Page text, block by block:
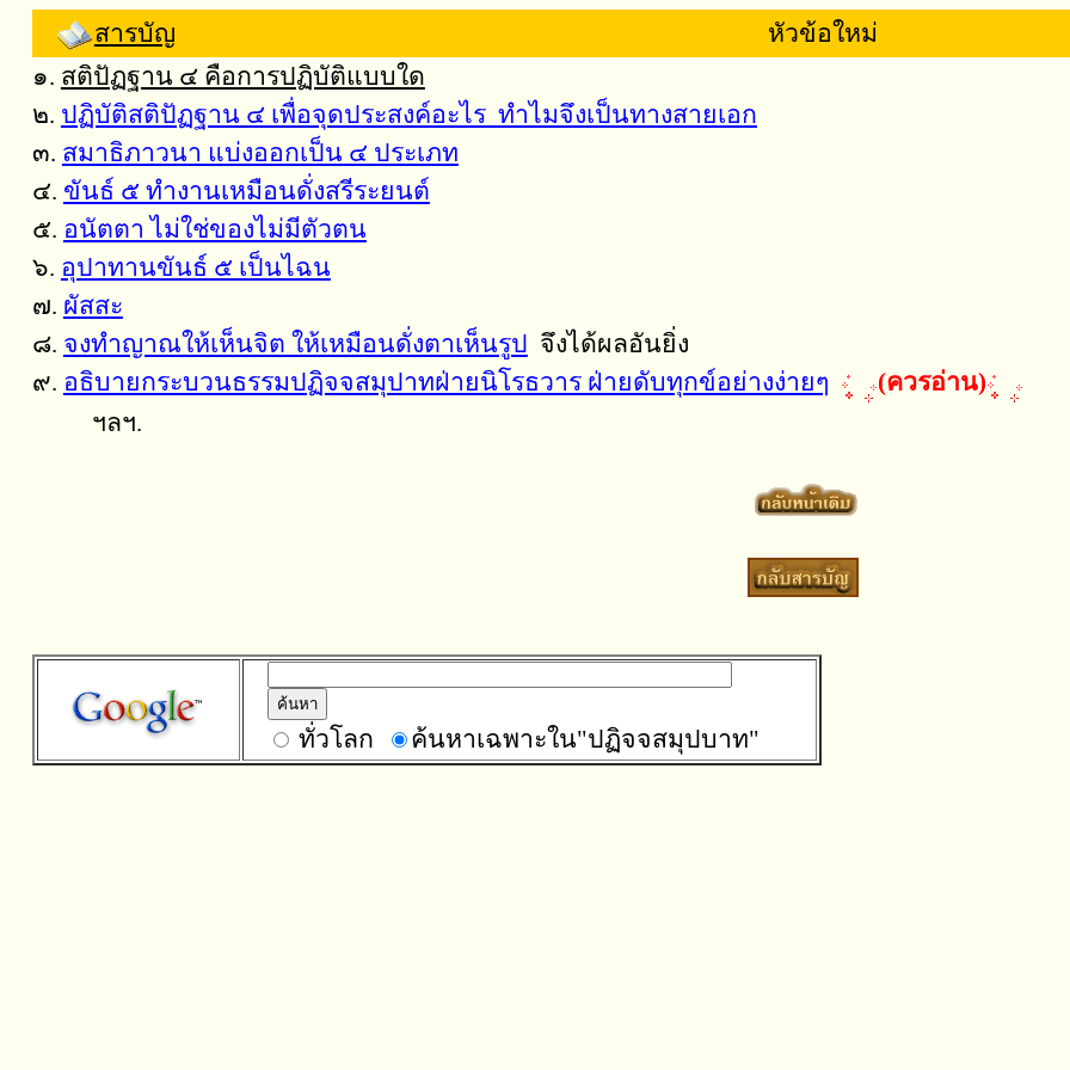
สารบัญ หัวข้อใหม่
๑. สติปัฏฐาน ๔ คือการปฏิบัติแบบใด
๒. ปฏิบัติสติปัฏฐาน ๔ เพื่อจุดประสงค์อะไร ทำไมจึงเป็นทางสายเอก
๓. สมาธิภาวนา แบ่งออกเป็น ๔ ประเภท
๔. ขันธ์ ๕ ทำงานเหมือนดั่งสรีระยนต์
๕. อนัตตา ไม่ใช่ของไม่มีตัวตน
๖. อุปาทานขันธ์ ๕ เป็นไฉน
๗. ผัสสะ
๘. จงทำญาณให้เห็นจิต ให้เหมือนดั่งตาเห็นรูป จึงได้ผลอันยิ่ง
๙. อธิบายกระบวนธรรมปฏิจจสมุปาทฝ่ายนิโรธวาร ฝ่ายดับทุกข์อย่างง่ายๆ
(ควรอ่าน)
ฯลฯ.
ทั่วโลก ค้นหาเฉพาะใน"ปฏิจจสมุปบาท"